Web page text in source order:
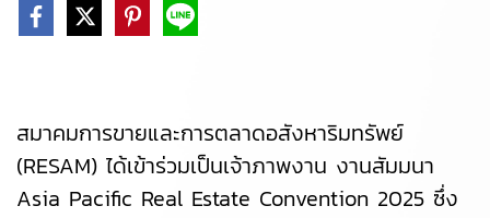
สมาคมการขายและการตลาดอสังหาริมทรัพย์
(RESAM) ได้เข้าร่วมเป็นเจ้าภาพงาน งานสัมมนา
Asia Pacific Real Estate Convention 2025 ซึ่ง